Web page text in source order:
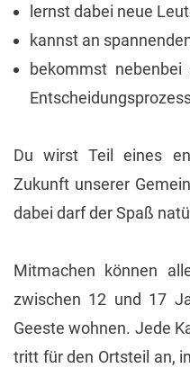
lernst dabei neue
kannst an
bekommst
Du wirst Teil eines
Zukunft unserer
dabei darf der Spaß
Mitmachen können
zwischen 12 und 17
Geeste wohnen. Jede
tritt für den Ortsteil an,